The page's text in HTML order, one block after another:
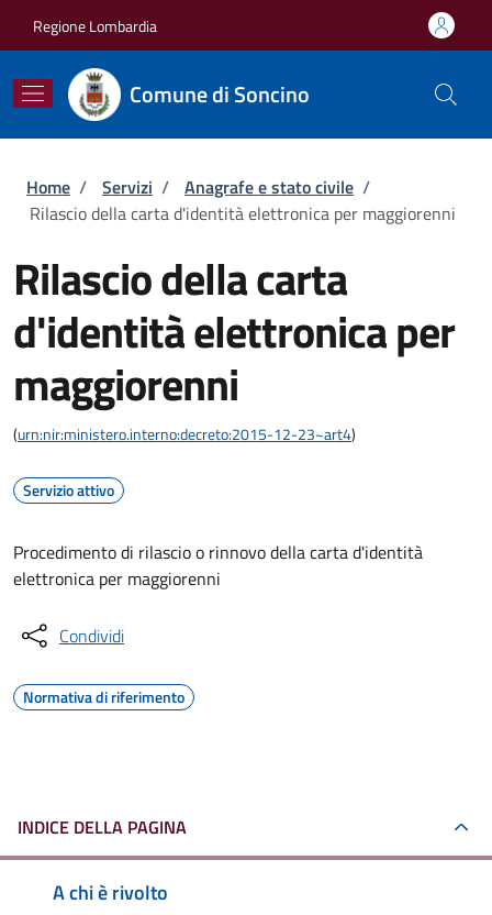
Regione Lombardia
Comune di Soncino
Briciole di pane
Home / Servizi / Anagrafe e stato civile /
Rilascio della carta d'identità elettronica per maggiorenni
Rilascio della carta
d'identità elettronica per
maggiorenni
(urn:nir:ministero.interno:decreto:2015-12-23~art4)
Servizio attivo
Procedimento di rilascio o rinnovo della carta d'identità
elettronica per maggiorenni
Condividi
Normativa di riferimento
INDICE DELLA PAGINA
A chi è rivolto